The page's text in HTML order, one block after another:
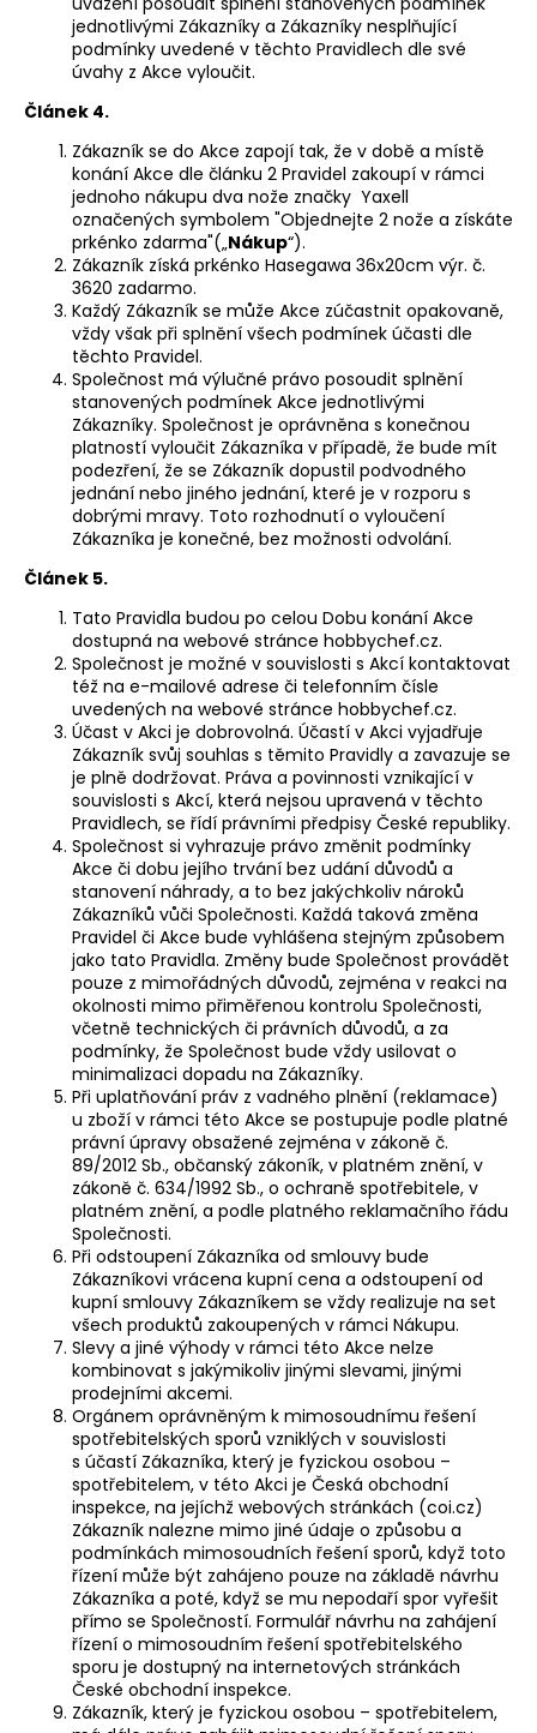
jednotlivými Zákazníky a Zákazníky nesplňující
podmínky uvedené v těchto Pravidlech dle své
úvahy z Akce vyloučit.
Článek 4.
Zákazník se do Akce zapojí tak, že v době a místě
konání Akce dle článku 2 Pravidel zakoupí v rámci
jednoho nákupu dva nože značky Yaxell
označených symbolem "Objednejte 2 nože a získáte
prkénko zdarma"(„Nákup“).
Zákazník získá prkénko Hasegawa 36x20cm výr. č.
3620 zadarmo.
Každý Zákazník se může Akce zúčastnit opakovaně,
vždy však při splnění všech podmínek účasti dle
těchto Pravidel.
Společnost má výlučné právo posoudit splnění
stanovených podmínek Akce jednotlivými
Zákazníky. Společnost je oprávněna s konečnou
platností vyloučit Zákazníka v případě, že bude mít
podezření, že se Zákazník dopustil podvodného
jednání nebo jiného jednání, které je v rozporu s
dobrými mravy. Toto rozhodnutí o vyloučení
Zákazníka je konečné, bez možnosti odvolání.
Článek 5.
Tato Pravidla budou po celou Dobu konání Akce
dostupná na webové stránce hobbychef.cz.
Společnost je možné v souvislosti s Akcí kontaktovat
též na e-mailové adrese či telefonním čísle
uvedených na webové stránce hobbychef.cz.
Účast v Akci je dobrovolná. Účastí v Akci vyjadřuje
Zákazník svůj souhlas s těmito Pravidly a zavazuje se
je plně dodržovat. Práva a povinnosti vznikající v
souvislosti s Akcí, která nejsou upravená v těchto
Pravidlech, se řídí právními předpisy České republiky.
Společnost si vyhrazuje právo změnit podmínky
Akce či dobu jejího trvání bez udání důvodů a
stanovení náhrady, a to bez jakýchkoliv nároků
Zákazníků vůči Společnosti. Každá taková změna
Pravidel či Akce bude vyhlášena stejným způsobem
jako tato Pravidla. Změny bude Společnost provádět
pouze z mimořádných důvodů, zejména v reakci na
okolnosti mimo přiměřenou kontrolu Společnosti,
včetně technických či právních důvodů, a za
podmínky, že Společnost bude vždy usilovat o
minimalizaci dopadu na Zákazníky.
Při uplatňování práv z vadného plnění (reklamace)
u zboží v rámci této Akce se postupuje podle platné
právní úpravy obsažené zejména v zákoně č.
89/2012 Sb., občanský zákoník, v platném znění, v
zákoně č. 634/1992 Sb., o ochraně spotřebitele, v
platném znění, a podle platného reklamačního řádu
Společnosti.
Při odstoupení Zákazníka od smlouvy bude
Zákazníkovi vrácena kupní cena a odstoupení od
kupní smlouvy Zákazníkem se vždy realizuje na set
všech produktů zakoupených v rámci Nákupu.
Slevy a jiné výhody v rámci této Akce nelze
kombinovat s jakýmikoliv jinými slevami, jinými
prodejními akcemi.
Orgánem oprávněným k mimosoudnímu řešení
spotřebitelských sporů vzniklých v souvislosti
s účastí Zákazníka, který je fyzickou osobou –
spotřebitelem, v této Akci je Česká obchodní
inspekce, na jejíchž webových stránkách (coi.cz)
Zákazník nalezne mimo jiné údaje o způsobu a
podmínkách mimosoudních řešení sporů, když toto
řízení může být zahájeno pouze na základě návrhu
Zákazníka a poté, když se mu nepodaří spor vyřešit
přímo se Společností. Formulář návrhu na zahájení
řízení o mimosoudním řešení spotřebitelského
sporu je dostupný na internetových stránkách
České obchodní inspekce.
Zákazník, který je fyzickou osobou – spotřebitelem,
u
č